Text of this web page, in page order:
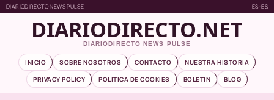
DIARIODIRECTO NEWS PULSE ES-ES
DIARIODIRECTO.NET
DIARIODIRECTO NEWS PULSE
INICIO SOBRE NOSOTROS CONTACTO
NUESTRA HISTORIA
PRIVACY POLICY
POLITICA DE COOKIES BOLETIN BLOG